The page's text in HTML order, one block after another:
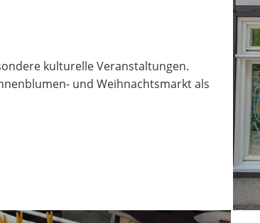
kulturelle Veranstaltungen.
und Weihnachtsmarkt als